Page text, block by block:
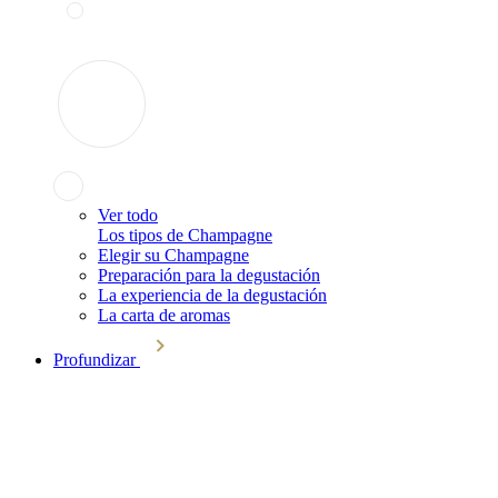
Ver todo
Los tipos de Champagne
Elegir su Champagne
Preparación para la degustación
La experiencia de la degustación
La carta de aromas
Profundizar